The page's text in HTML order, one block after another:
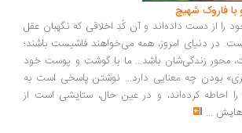
شهیچ‭
دست داده‌اند و آن کُدِ اخلاقی که نگهبان عقل
امروز، همه می‌خواهند فاشیست باشند؛
زندگی‌شان باشد... ما با گوشت و پوست خود
چه معنایی دارد... نوشتن پاسخی است به
کرده‌اند، و در عین حال، ستایشی است از
...